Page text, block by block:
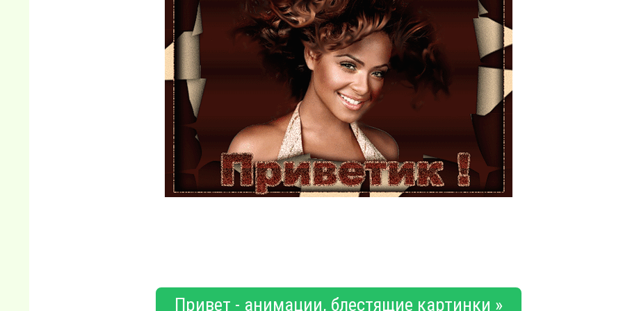
Привет - анимации, блестящие картинки »